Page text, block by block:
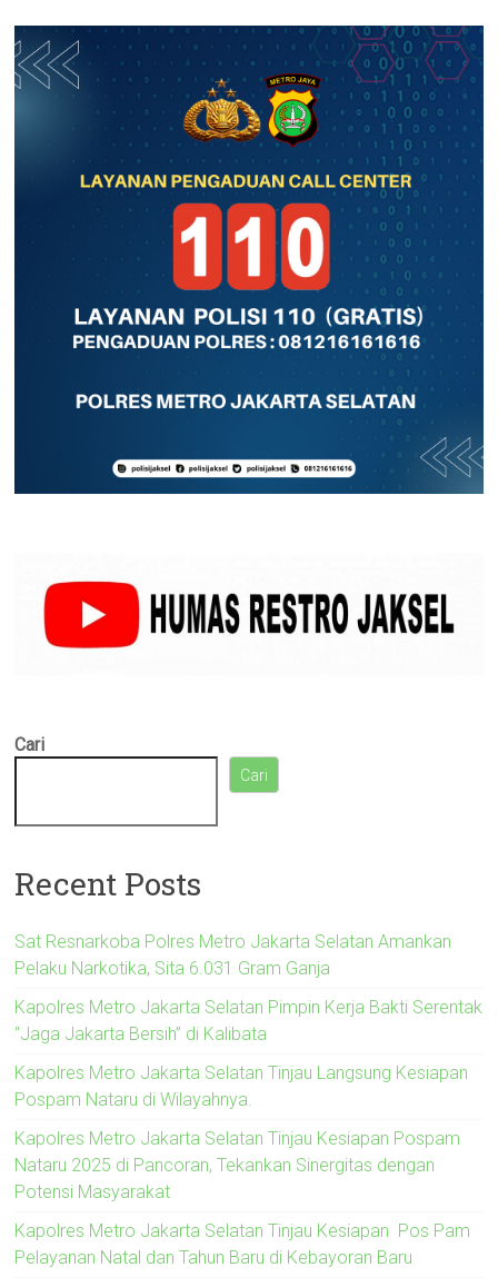
Cari
Cari
Recent Posts
Sat Resnarkoba Polres Metro Jakarta Selatan Amankan
Pelaku Narkotika, Sita 6.031 Gram Ganja
Kapolres Metro Jakarta Selatan Pimpin Kerja Bakti Serentak
“Jaga Jakarta Bersih” di Kalibata
Kapolres Metro Jakarta Selatan Tinjau Langsung Kesiapan
Pospam Nataru di Wilayahnya.
Kapolres Metro Jakarta Selatan Tinjau Kesiapan Pospam
Nataru 2025 di Pancoran, Tekankan Sinergitas dengan
Potensi Masyarakat
Kapolres Metro Jakarta Selatan Tinjau Kesiapan Pos Pam
Pelayanan Natal dan Tahun Baru di Kebayoran Baru